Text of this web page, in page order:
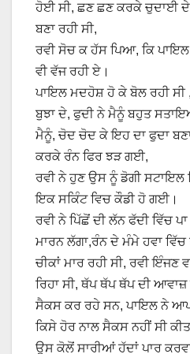
ਹੋਈ ਸੀ, ਛਣ ਛਣ ਕਰਕੇ ਚੁਦਾਈ ਦੇ
ਬਣਾ ਰਹੀ ਸੀ,
ਰਵੀ ਸੋਚ ਕ ਹੱਸ ਪਿਆ, ਕਿ
ਵੀ ਵੱਜ ਰਹੀ ਏ।
ਪਾਇਲ ਮਦਹੋਸ਼ ਹੋ ਕੇ ਬੋਲ ਰਹੀ ਸੀ
ਬੁਝਾ ਦੇ, ਫੁਦੀ ਨੇ ਮੈਨੂੰ ਬਹੁਤ
ਮੈਨੂੰ, ਚੋਦ ਚੋਦ ਕੇ ਇਹ ਦਾ ਫੁਦਾ
ਕਰਕੇ ਰੰਨ ਫਿਰ ਝੜ ਗਈ,
ਰਵੀ ਨੇ ਹੁਣ ਉਸ ਨੂੰ ਡੋਗੀ ਸਟਾਇਲ
ਇਕ ਸਕਿੰਟ ਵਿਚ ਕੌਡੀ ਹੋ ਗਈ।
ਰਵੀ ਨੇ ਪਿੱਛੋਂ ਦੀ ਲੱਨ ਫੱਦੀ ਵਿੱਚ
ਮਾਰਨ ਲੱਗਾ,ਰੰਨ ਦੇ ਮੰਮੇ ਹਵਾ
ਚੀਕਾਂ ਮਾਰ ਰਹੀ ਸੀ, ਰਵੀ ਇੰਜਣ
ਰਿਹਾ ਸੀ, ਥੱਪ ਥੱਪ ਥੱਪ ਦੀ
ਸੈਕਸ ਕਰ ਰਹੇ ਸਨ, ਪਾਇਲ ਨੇ
ਕਿਸੇ ਹੋਰ ਨਾਲ ਸੈਕਸ ਨਹੀਂ ਸੀ
ਉਸ ਕੋਲੋਂ ਸਾਰੀਆਂ ਹੱਦਾਂ ਪਾਰ